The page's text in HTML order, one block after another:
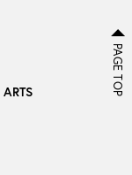
PAGE TOP